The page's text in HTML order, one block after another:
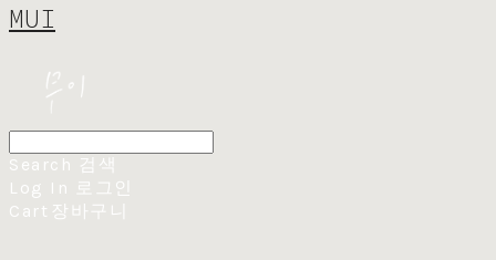
MUI
Search 검색
Log In 로그인
Cart 장바구니